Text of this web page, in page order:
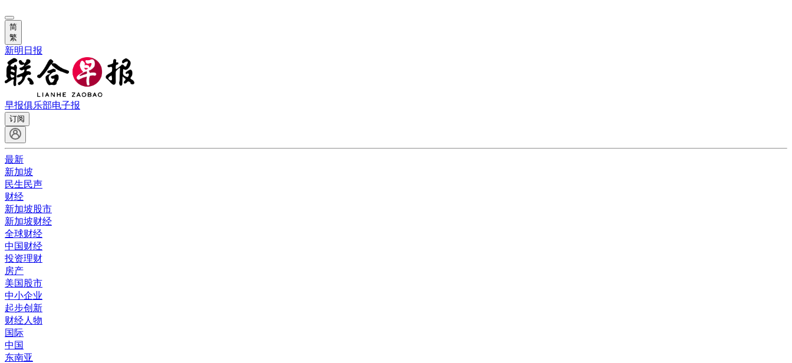
简
繁
新明日报
早报俱乐部电子报
订阅
最新
新加坡
民生民声
财经
新加坡股市
新加坡财经
全球财经
中国财经
投资理财
房产
美国股市
中小企业
起步创新
财经人物
国际
中国
东南亚